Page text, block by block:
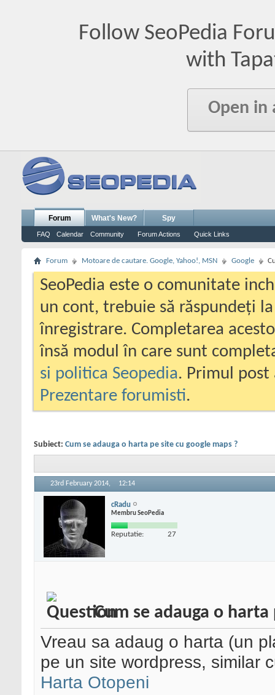
Follow SeoPedia
with
Open in
Forum
FAQ Calendar Community Forum Actions Quick Links
What's New? Spy
Forum Motoare de cautare. Google, Yahoo!, MSN Google
SeoPedia este o comunitate
un cont, trebuie să răspundeți
înregistrare. Completarea
însă modul în care sunt
si politica Seopedia. Primul
Prezentare forumisti.
Subiect: Cum se adauga o harta pe site cu google maps ?
23rd February 2014, 12:14
cRadu
Membru SeoPedia
Reputatie: 27
Cum se adauga o
Vreau sa adaug o harta (un
pe un site wordpress, similar
Harta Otopeni